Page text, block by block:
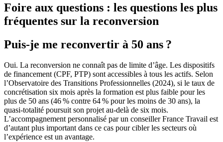
Foire aux questions : les questions les plus
fréquentes sur la reconversion
Puis-je me reconvertir à 50 ans ?
Oui. La reconversion ne connaît pas de limite d’âge. Les dispositifs
de financement (CPF, PTP) sont accessibles à tous les actifs. Selon
l’Observatoire des Transitions Professionnelles (2024), si le taux de
concrétisation six mois après la formation est plus faible pour les
plus de 50 ans (46 % contre 64 % pour les moins de 30 ans), la
quasi-totalité poursuit son projet au-delà de six mois.
L’accompagnement personnalisé par un conseiller France Travail est
d’autant plus important dans ce cas pour cibler les secteurs où
l’expérience est un avantage.